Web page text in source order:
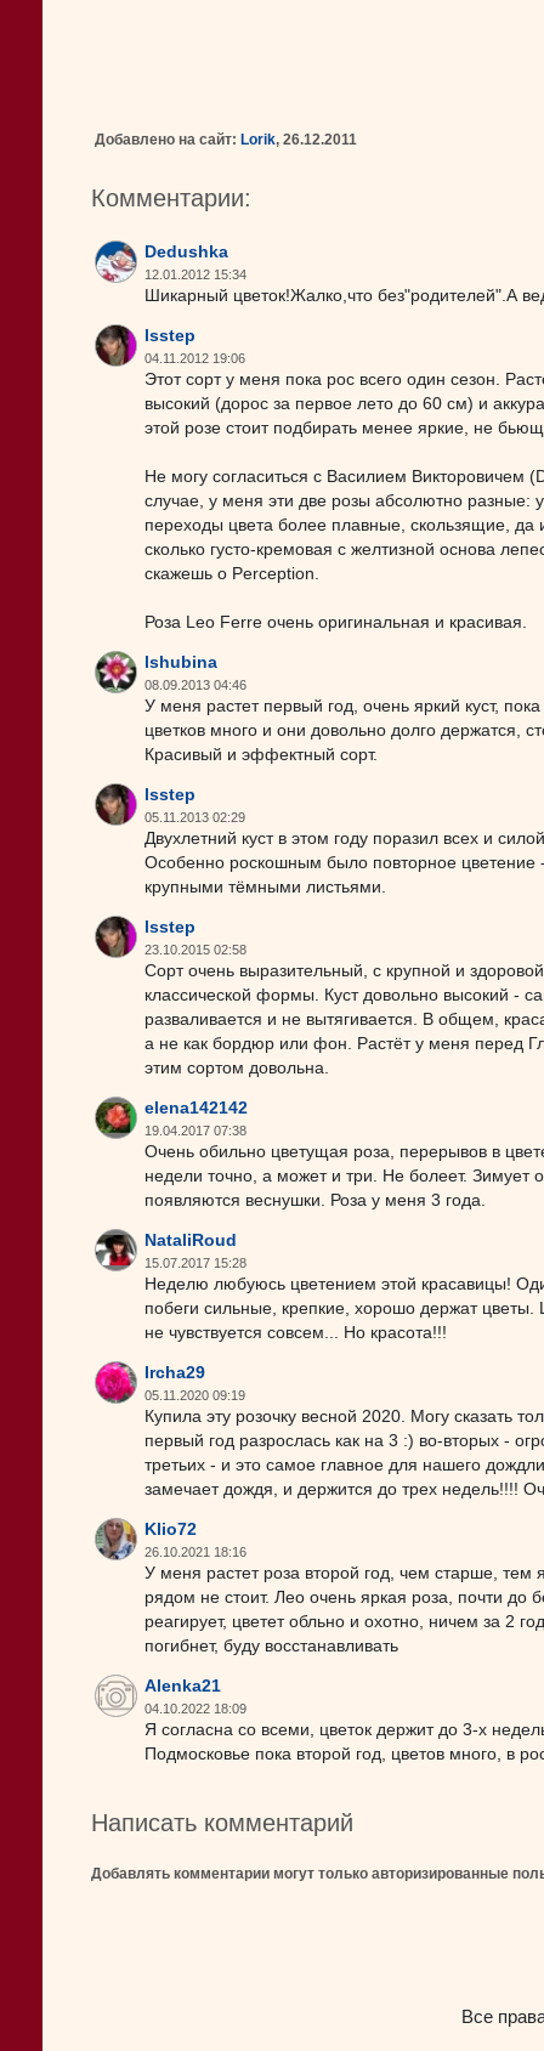
Добавлено на сайт: Lorik, 26.12.2011
Комментарии:
Dedushka
12.01.2012 15:34
Шикарный цветок!Жалко,что без"родителей".А
lsstep
04.11.2012 19:06
Этот сорт у меня пока рос всего один сезон.
высокий (дорос за первое лето до 60 см) и
этой розе стоит подбирать менее яркие, не
Не могу согласиться с Василием Викторовичем
случае, у меня эти две розы абсолютно разные:
переходы цвета более плавные, скользящие, да
сколько густо-кремовая с желтизной основа
скажешь о Perception.
Роза Leo Ferre очень оригинальная и красивая.
lshubina
08.09.2013 04:46
У меня растет первый год, очень яркий куст,
цветков много и они довольно долго держатся,
Красивый и эффектный сорт.
lsstep
05.11.2013 02:29
Двухлетний куст в этом году поразил всех и
Особенно роскошным было повторное цветение
крупными тёмными листьями.
lsstep
23.10.2015 02:58
Сорт очень выразительный, с крупной и
классической формы. Куст довольно высокий -
разваливается и не вытягивается. В общем,
а не как бордюр или фон. Растёт у меня перед
этим сортом довольна.
elena142142
19.04.2017 07:38
Очень обильно цветущая роза, перерывов в
недели точно, а может и три. Не болеет. Зимует
появляются веснушки. Роза у меня 3 года.
NataliRoud
15.07.2017 15:28
Неделю любуюсь цветением этой красавицы!
побеги сильные, крепкие, хорошо держат
не чувствуется совсем... Но красота!!!
Ircha29
05.11.2020 09:19
Купила эту розочку весной 2020. Могу сказать
первый год разрослась как на 3 :) во-вторых -
третьих - и это самое главное для нашего
замечает дождя, и держится до трех недель!!!!
Klio72
26.10.2021 18:16
У меня растет роза второй год, чем старше, тем
рядом не стоит. Лео очень яркая роза, почти до
реагирует, цветет обльно и охотно, ничем за 2
погибнет, буду восстанавливать
Alenka21
04.10.2022 18:09
Я согласна со всеми, цветок держит до 3-х
Подмосковье пока второй год, цветов много, в
Написать комментарий
Добавлять комментарии могут только авторизированные
Все